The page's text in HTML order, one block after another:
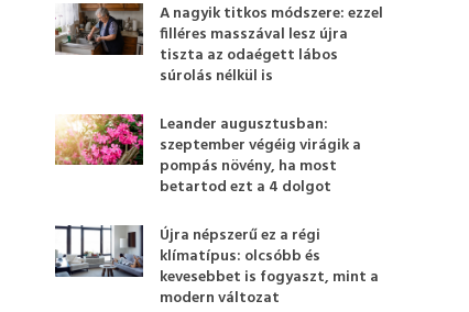
A nagyik titkos módszere: ezzel
filléres masszával lesz újra
tiszta az odaégett lábos
súrolás nélkül is
Leander augusztusban:
szeptember végéig virágik a
pompás növény, ha most
betartod ezt a 4 dolgot
Újra népszerű ez a régi
klímatípus: olcsóbb és
kevesebbet is fogyaszt, mint a
modern változat